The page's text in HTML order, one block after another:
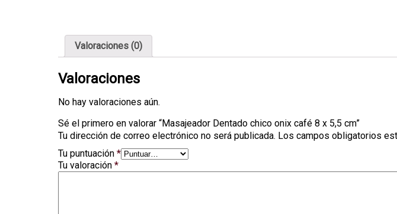
Valoraciones (0)
Valoraciones
No hay valoraciones aún.
Sé el primero en valorar “Masajeador Dentado chico onix café 8 x 5,5 cm”
Tu dirección de correo electrónico no será publicada. Los campos obligatorios
Tu puntuación *
Tu valoración *